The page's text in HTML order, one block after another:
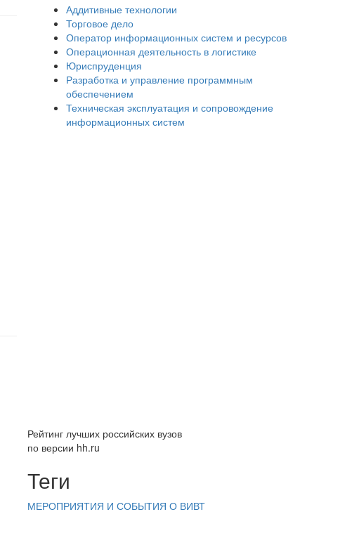
Аддитивные технологии
Торговое дело
Оператор информационных систем и ресурсов
Операционная деятельность в логистике
Юриспруденция
Разработка и управление программным
обеспечением
Техническая эксплуатация и сопровождение
информационных систем
Рейтинг лучших российских вузов
по версии hh.ru
Теги
МЕРОПРИЯТИЯ И СОБЫТИЯ О ВИВТ